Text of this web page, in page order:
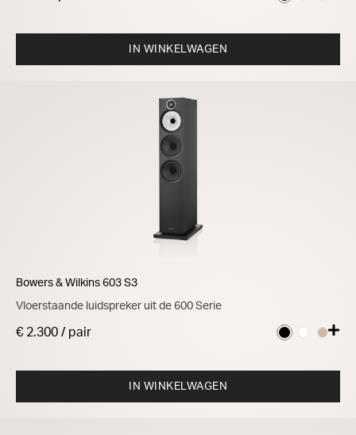
IN WINKELWAGEN
Bowers & Wilkins 603 S3
Vloerstaande luidspreker uit de 600 Serie
€ 2.300 / pair
IN WINKELWAGEN